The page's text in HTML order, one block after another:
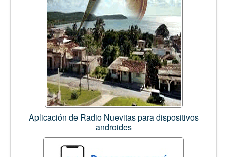
Aplicación de Radio Nuevitas para dispositivos
androides